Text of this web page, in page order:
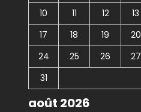
août 2026
10
11 12 13
17
18 19 20
24
25 26 27
31